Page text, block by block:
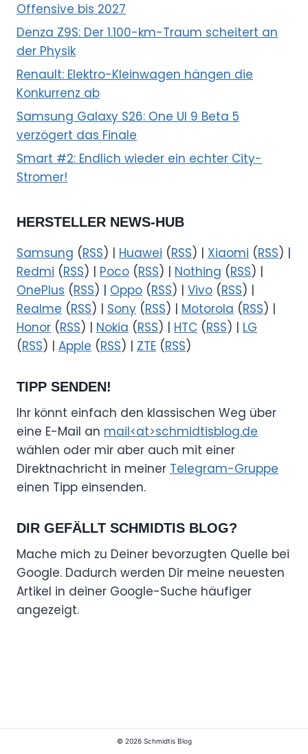
Offensive bis 2027
Denza Z9S: Der 1.100-km-Traum scheitert an
der Physik
Renault: Elektro-Kleinwagen hängen die
Konkurrenz ab
Samsung Galaxy S26: One UI 9 Beta 5
verzögert das Finale
Smart #2: Endlich wieder ein echter City-
Stromer!
HERSTELLER NEWS-HUB
Samsung (RSS) | Huawei (RSS) | Xiaomi (RSS) |
Redmi (RSS) | Poco (RSS) | Nothing (RSS) |
OnePlus (RSS) | Oppo (RSS) | Vivo (RSS) |
Realme (RSS) | Sony (RSS) | Motorola (RSS) |
Honor (RSS) | Nokia (RSS) | HTC (RSS) | LG
(RSS) | Apple (RSS) | ZTE (RSS)
TIPP SENDEN!
Ihr könnt einfach den klassischen Weg über
eine E-Mail an mail<at>schmidtisblog.de
wählen oder mir aber auch mit einer
Direktnachricht in meiner Telegram-Gruppe
einen Tipp einsenden.
DIR GEFÄLLT SCHMIDTIS BLOG?
Mache mich zu Deiner bevorzugten Quelle bei
Google. Dadurch werden Dir meine neuesten
Artikel in deiner Google-Suche häufiger
angezeigt.
© 2026 Schmidtis Blog